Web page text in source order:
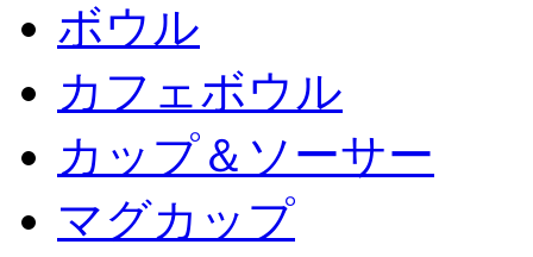
ボウル
カフェボウル
カップ＆ソーサー
マグカップ